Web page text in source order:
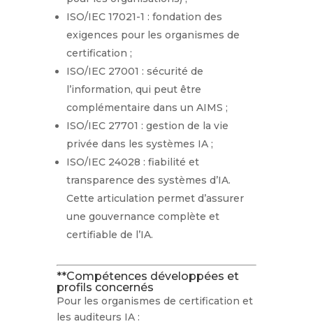
ISO/IEC 17021-1 : fondation des
exigences pour les organismes de
certification ;
ISO/IEC 27001 : sécurité de
l’information, qui peut être
complémentaire dans un AIMS ;
ISO/IEC 27701 : gestion de la vie
privée dans les systèmes IA ;
ISO/IEC 24028 : fiabilité et
transparence des systèmes d’IA.
Cette articulation permet d’assurer
une gouvernance complète et
certifiable de l’IA.
**Compétences développées et
profils concernés
Pour les organismes de certification et
les auditeurs IA :